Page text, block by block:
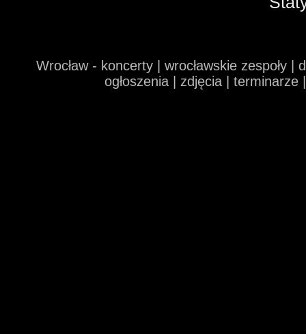
Wrocław - koncerty | wrocławskie zespoły
ogłoszenia | zdjęcia |